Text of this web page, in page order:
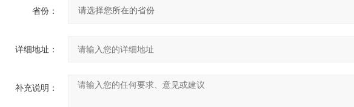
省份：
详细地址：
补充说明：